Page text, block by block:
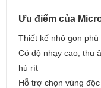
Ưu điểm của
Thiết kế nhỏ gọn
Có độ nhạy cao, thu
hú rít
Hỗ trợ chọn vùng